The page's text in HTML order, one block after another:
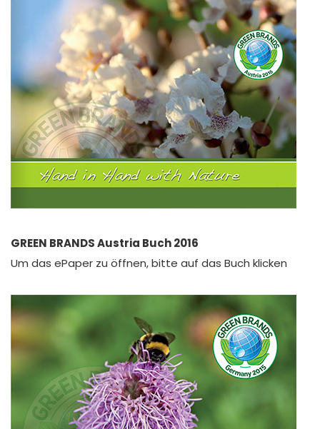
GREEN BRANDS Austria Buch 2016
Um das ePaper zu öffnen, bitte auf das Buch klicken